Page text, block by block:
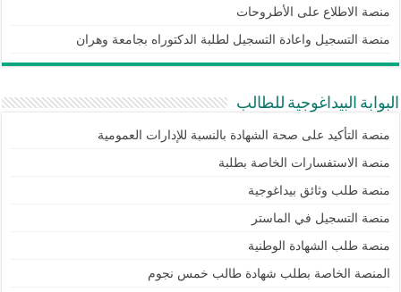
منصة الاطلاع على الأطروحات
منصة التسجيل واعادة التسجيل لطلبة الدكتوراه بجامعة وهران
البوابة البيداغوجية للطالب
منصة التأكيد على صحة الشهادة بالنسبة للإدارات العمومية
منصة الاستفسارات الخاصة بطلبة
منصة طلب وثائق بيداغوجية
منصة التسجيل في الماستر
منصة طلب الشهادة الوطنية
المنصة الخاصة بطلب شهادة طالب خمس نجوم